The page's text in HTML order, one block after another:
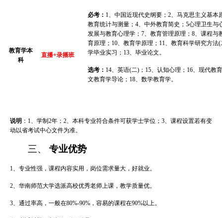
教育学本
科
直播+录播班
必考： 1、中国近现代史纲要；2、马克思主义基本
教育统计与测量；4、中外教育简史；5心理卫生与
发展与教育心理学；7、教育管理原理；8、课程与
育原理；10、教育学原理；11、 教育科学研究方法(
学毕业实习；13、毕业论文。
选考： 14、 英语(二) ；15、认知心理；16、现代教
文教育学导论；18、数学教育学。
说明 ：1、 学制2年 ；2、本科专业符合条件可获学士学位；3、课程设置若有变
动以省考试中心文件为准。
三、 专业优势
1、专业性强，课程内容实用，岗位需求量大，好就业。
2、华南师范大学选派高校优秀老师上课，教学质量优。
3、通过率高，一般在80%-90%，容易的课程在90%以上。